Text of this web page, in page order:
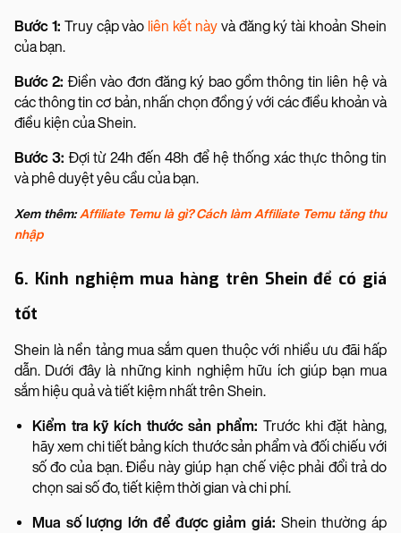
Bước 1: Truy cập vào liên kết nàyvà đăng ký tài khoản Shein
của bạn.
Bước 2: Điền vào đơn đăng ký bao gồm thông tin liên hệ và
các thông tin cơ bản, nhấn chọn đồng ý với các điều khoản và
điều kiện của Shein.
Bước 3:Đợi từ 24h đến 48h để hệ thống xác thực thông tin
và phê duyệt yêu cầu của bạn.
Xem thêm:Affiliate Temu là gì? Cách làm Affiliate Temu tăng thu
nhập
6. Kinh nghiệm mua hàng trên Shein để có giá
tốt
Shein là nền tảng mua sắm quen thuộc với nhiều ưu đãi hấp
dẫn. Dưới đây là những kinh nghiệm hữu ích giúp bạn mua
sắm hiệu quả và tiết kiệm nhất trên Shein.
Kiểm tra kỹ kích thước sản phẩm: Trước khi đặt hàng,
hãy xem chi tiết bảng kích thước sản phẩm và đối chiếu với
số đo của bạn. Điều này giúp hạn chế việc phải đổi trả do
chọn sai số đo, tiết kiệm thời gian và chi phí.
Mua số lượng lớn để được giảm giá: Shein thường áp